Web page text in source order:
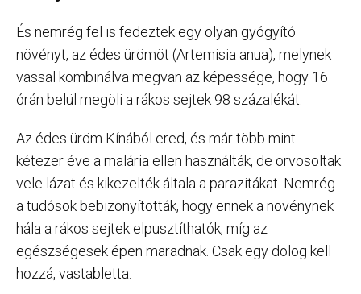
És nemrég fel is fedeztek egy olyan gyógyító
növényt, az édes ürömöt (Artemisia anua), melynek
vassal kombinálva megvan az képessége, hogy 16
órán belül megöli a rákos sejtek 98 százalékát.
Az édes üröm Kínából ered, és már több mint
kétezer éve a malária ellen használták, de orvosoltak
vele lázat és kikezelték általa a parazitákat. Nemrég
a tudósok bebizonyították, hogy ennek a növénynek
hála a rákos sejtek elpusztíthatók, míg az
egészségesek épen maradnak. Csak egy dolog kell
hozzá, vastabletta.